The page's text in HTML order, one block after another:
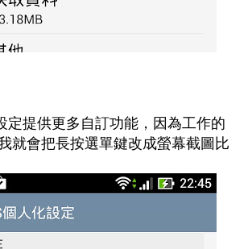
定提供更多自訂功能，因為工作的
就會把長按選單鍵改成螢幕截圖比